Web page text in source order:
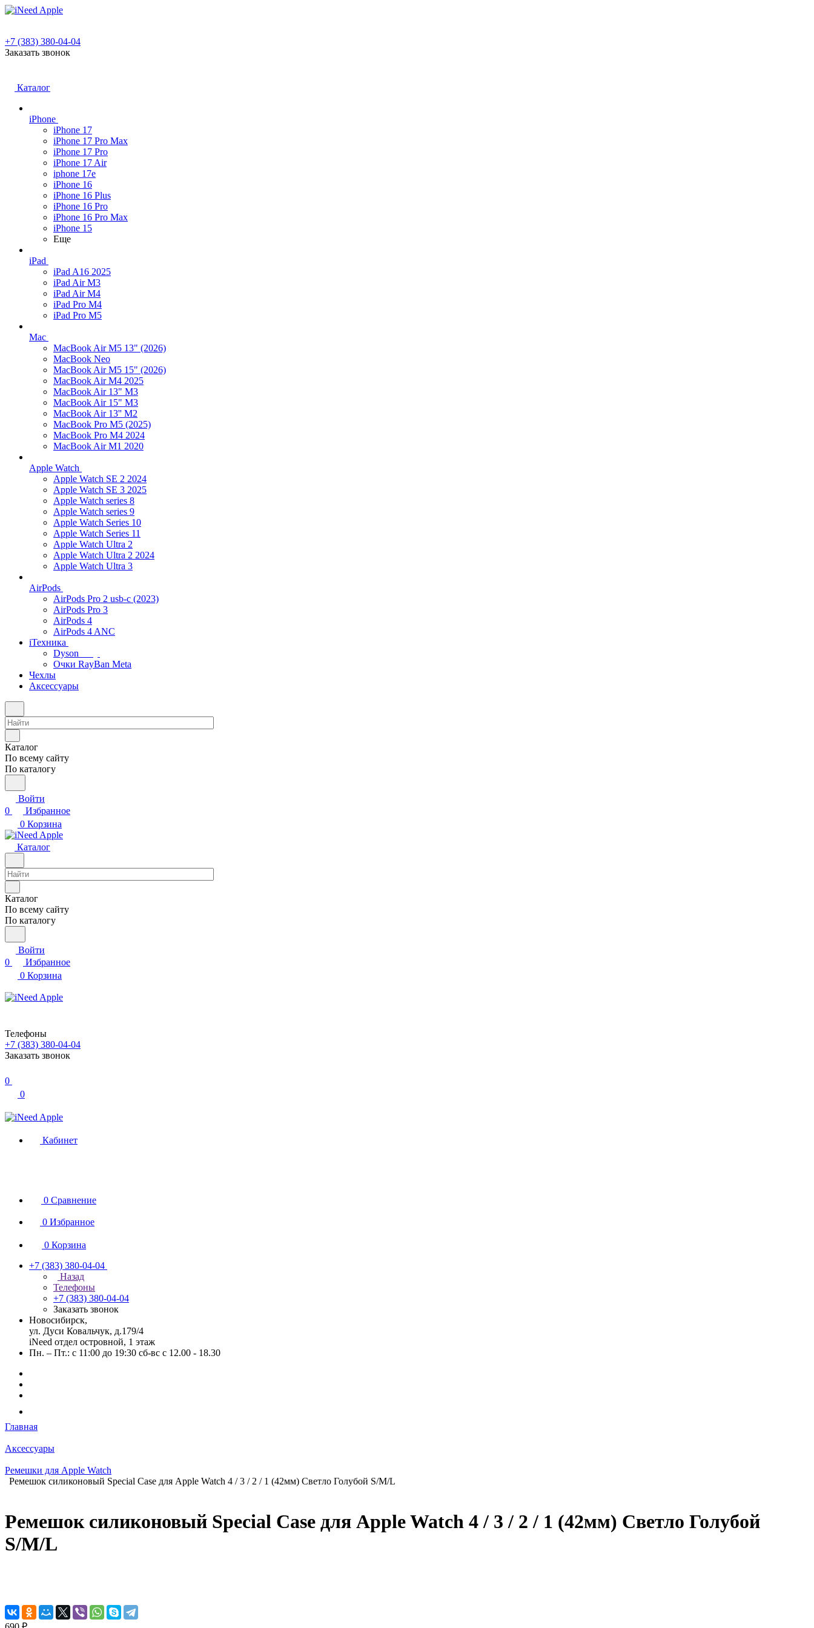
+7 (383) 380-04-04
Заказать звонок
Каталог
iPhone
iPhone 17
iPhone 17 Pro Max
iPhone 17 Pro
iPhone 17 Air
iphone 17e
iPhone 16
iPhone 16 Plus
iPhone 16 Pro
iPhone 16 Pro Max
iPhone 15
Еще
iPad
iPad A16 2025
iPad Air M3
iPad Air M4
iPad Pro M4
iPad Pro M5
Mac
MacBook Air M5 13" (2026)
MacBook Neo
MacBook Air M5 15" (2026)
MacBook Air M4 2025
MacBook Air 13" M3
MacBook Air 15" M3
MacBook Air 13'' M2
MacBook Pro M5 (2025)
MacBook Pro M4 2024
MacBook Air M1 2020
Apple Watch
Apple Watch SE 2 2024
Apple Watch SE 3 2025
Apple Watch series 8
Apple Watch series 9
Apple Watch Series 10
Apple Watch Series 11
Apple Watch Ultra 2
Apple Watch Ultra 2 2024
Apple Watch Ultra 3
AirPods
AirPods Pro 2 usb-c (2023)
AirPods Pro 3
AirPods 4
AirPods 4 ANC
iТехника
Dyson
Очки RayBan Meta
Чехлы
Аксессуары
Каталог
По всему сайту
По каталогу
Войти
0
Избранное
0 Корзина
Каталог
Каталог
По всему сайту
По каталогу
Войти
0
Избранное
0 Корзина
Телефоны
+7 (383) 380-04-04
Заказать звонок
0
0
Кабинет
0 Сравнение
0 Избранное
0 Корзина
+7 (383) 380-04-04
Назад
Телефоны
+7 (383) 380-04-04
Заказать звонок
Новосибирск,
ул. Дуси Ковальчук, д.179/4
iNeed отдел островной, 1 этаж
Пн. – Пт.: с 11:00 до 19:30 сб-вс с 12.00 - 18.30
Главная
Аксессуары
Ремешки для Apple Watch
Ремешок силиконовый Special Case для Apple Watch 4 / 3 / 2 / 1 (42мм) Светло Голубой S/M/L
Ремешок силиконовый Special Case для Apple Watch 4 / 3 / 2 / 1 (42мм) Светло Голубой
S/M/L